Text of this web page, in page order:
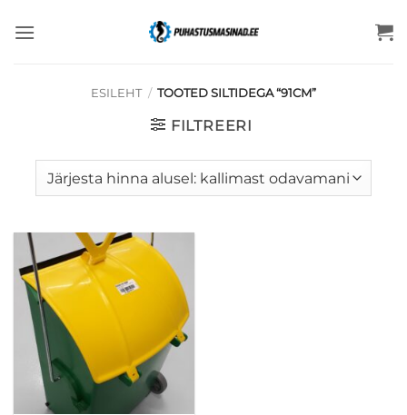
ESILEHT / TOOTED SILTIDEGA “91CM”
FILTREERI